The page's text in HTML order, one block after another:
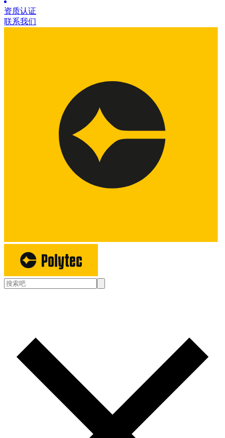
资质认证
联系我们